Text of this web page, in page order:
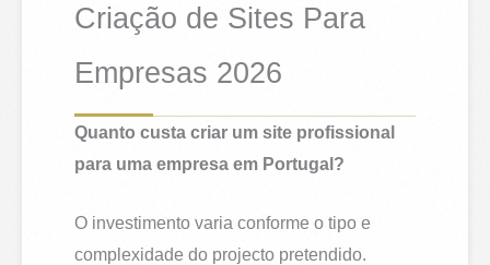
Criação de Sites Para
Empresas 2026
Quanto custa criar um site profissional
para uma empresa em Portugal?
O investimento varia conforme o tipo e
complexidade do projecto pretendido.